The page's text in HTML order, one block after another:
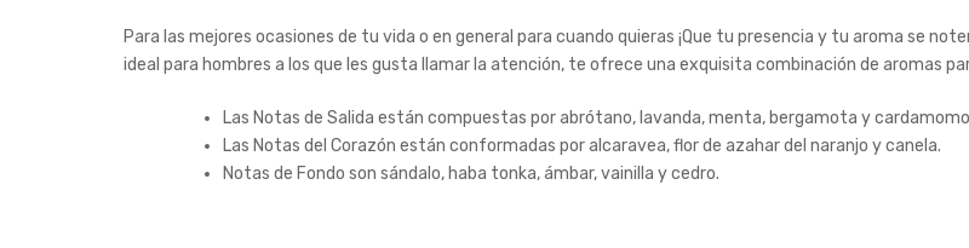
Para las mejores ocasiones de tu vida o en general para cuando quieras ¡Que tu presencia y tu aroma se
ideal para hombres a los que les gusta llamar la atención, te ofrece una exquisita combinación de aromas
Las Notas de Salida están compuestas por abrótano, lavanda, menta, bergamota y
Las Notas del Corazón están conformadas por alcaravea, flor de azahar del naranjo y canela.
Notas de Fondo son sándalo, haba tonka, ámbar, vainilla y cedro.